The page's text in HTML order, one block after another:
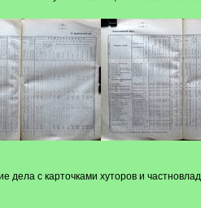
дела с карточками хуторов и